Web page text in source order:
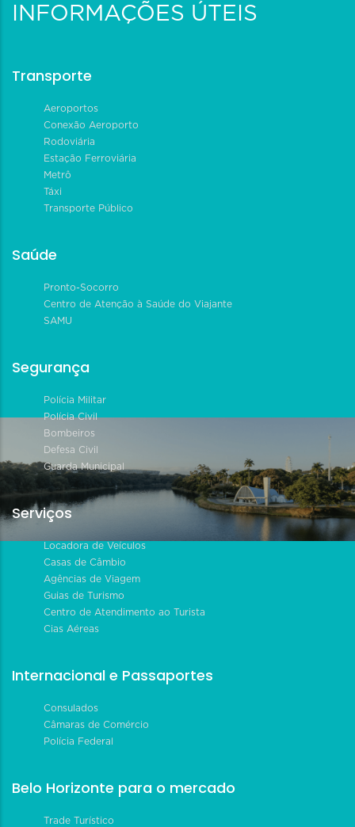
INFORMAÇÕES ÚTEIS
Transporte
Aeroportos
Conexão Aeroporto
Rodoviária
Estação Ferroviária
Metrô
Táxi
Transporte Público
Saúde
Pronto-Socorro
Centro de Atenção à Saúde do Viajante
SAMU
Segurança
Polícia Militar
Polícia Civil
Bombeiros
Defesa Civil
Guarda Municipal
Serviços
Locadora de Veículos
Casas de Câmbio
Agências de Viagem
Guias de Turismo
Centro de Atendimento ao Turista
Cias Aéreas
Internacional e Passaportes
Consulados
Câmaras de Comércio
Polícia Federal
Belo Horizonte para o mercado
Trade Turístico